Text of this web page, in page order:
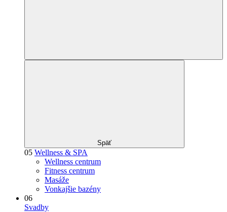
Späť
05 Wellness & SPA
Wellness centrum
Fitness centrum
Masáže
Vonkajšie bazény
06
Svadby